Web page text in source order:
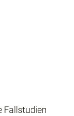
Fallstudien